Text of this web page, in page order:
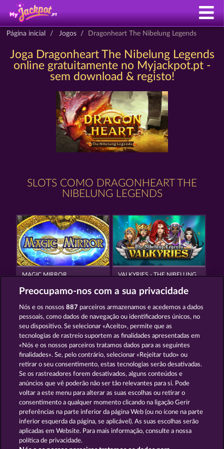
Página inicial Jogos Dragonheart The Nibelung Legends
Joga Dragonheart The Nibelung Legends
online gratuitamente no Myjackpot.pt -
sem download & registo!
SLOTS COMO DRAGONHEART THE
NIBELUNG LEGENDS
MAGIC MIRROR
THE GRIFFIN CREATURES OF THE NIGHT
Termos e Condições
Declaração de Privacidade Marca
Empresa Perguntas frequentes
Preocupamo-nos com a sua privacidade
Nós e os nossos887 parceiros armazenamos e acedemos a dados
pessoais, como dados de navegação ou identificadores únicos, no
seu dispositivo. Se selecionar «Aceito», permite que as
tecnologias de rastreio suportem as finalidades apresentadas em
«Nós e os nossos parceiros tratamos dados para as seguintes
finalidades». Se, pelo contrário, selecionar «Rejeitar tudo» ou
retirar o seu consentimento, estas tecnologias serão desativadas.
Se os rastreadores forem desativados, alguns conteúdos e
anúncios que vê poderão não ser tão relevantes para si. Pode
voltar a este menu para alterar as suas escolhas ou retirar o
consentimento a qualquer momento clicando na ligação Gerir
preferências na parte inferior da página Web (ou no ícone na parte
inferior esquerda da página, se aplicável). As suas escolhas serão
aplicadas em Website. Para mais informação, consulte a nossa
política de privacidade.